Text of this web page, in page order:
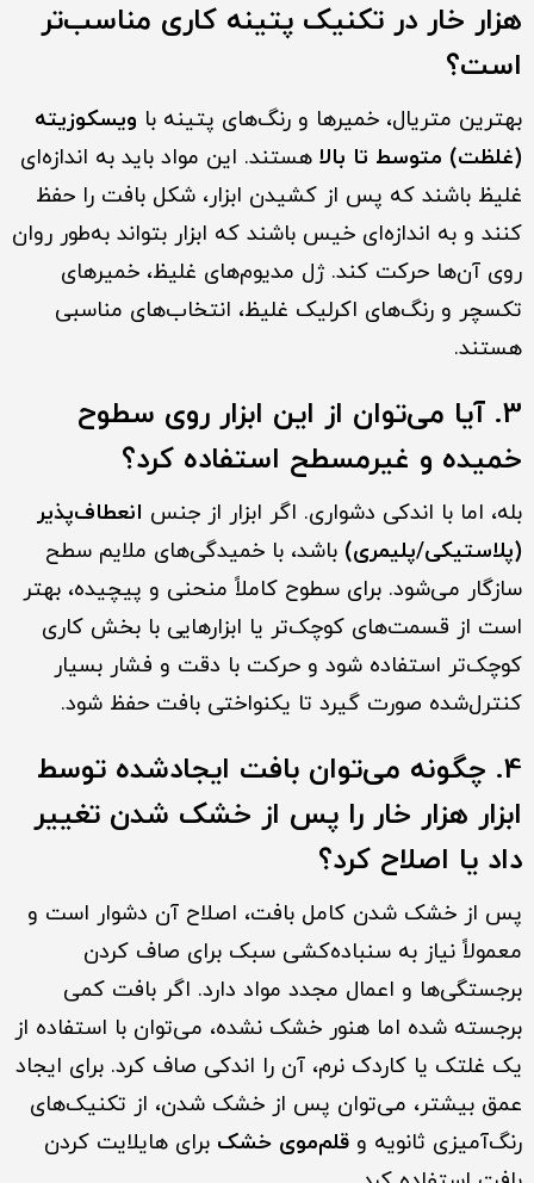
هزار خار در تکنیک پتینه کاری مناسب‌تر
است؟
بهترین متریال، خمیرها و رنگ‌های پتینه با ویسکوزیته
(غلظت) متوسط تا بالا هستند. این مواد باید به اندازه‌ای
غلیظ باشند که پس از کشیدن ابزار، شکل بافت را حفظ
کنند و به اندازه‌ای خیس باشند که ابزار بتواند به‌طور روان
روی آن‌ها حرکت کند. ژل مدیوم‌های غلیظ، خمیرهای
تکسچر و رنگ‌های اکرلیک غلیظ، انتخاب‌های مناسبی
هستند.
3. آیا می‌توان از این ابزار روی سطوح
خمیده و غیرمسطح استفاده کرد؟
بله، اما با اندکی دشواری. اگر ابزار از جنس انعطاف‌پذیر
(پلاستیکی/پلیمری) باشد، با خمیدگی‌های ملایم سطح
سازگار می‌شود. برای سطوح کاملاً منحنی و پیچیده، بهتر
است از قسمت‌های کوچک‌تر یا ابزارهایی با بخش کاری
کوچک‌تر استفاده شود و حرکت با دقت و فشار بسیار
کنترل‌شده صورت گیرد تا یکنواختی بافت حفظ شود.
4. چگونه می‌توان بافت ایجادشده توسط
ابزار هزار خار را پس از خشک شدن تغییر
داد یا اصلاح کرد؟
پس از خشک شدن کامل بافت، اصلاح آن دشوار است و
معمولاً نیاز به سنباده‌کشی سبک برای صاف کردن
برجستگی‌ها و اعمال مجدد مواد دارد. اگر بافت کمی
برجسته شده اما هنور خشک نشده، می‌توان با استفاده از
یک غلتک یا کاردک نرم، آن را اندکی صاف کرد. برای ایجاد
عمق بیشتر، می‌توان پس از خشک شدن، از تکنیک‌های
رنگ‌آمیزی ثانویه و قلم‌موی خشک برای هایلایت کردن